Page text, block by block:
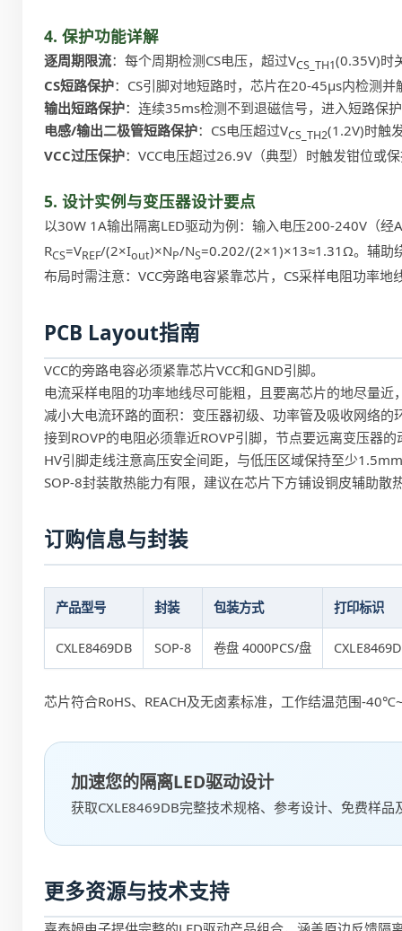
4. 保护功能详解
逐周期限流：每个周期检测CS电压，超过VCS_TH1(0.35V)时
CS短路保护：CS引脚对地短路时，芯片在20-45μs内检测并
输出短路保护：连续35ms检测不到退磁信号，进入短路保
电感/输出二极管短路保护：CS电压超过VCS_TH2(1.2V)时触
VCC过压保护：VCC电压超过26.9V（典型）时触发钳位或
5. 设计实例与变压器设计要点
以30W 1A输出隔离LED驱动为例：输入电压200-240V（
RCS=VREF/(2×Iout)×NP/NS=0.202/(2×1)×13≈1.31Ω。辅助
布局时需注意：VCC旁路电容紧靠芯片，CS采样电阻功率
PCB Layout指南
VCC的旁路电容必须紧靠芯片VCC和GND引脚。
电流采样电阻的功率地线尽可能粗，且要离芯片的地尽量
减小大电流环路的面积：变压器初级、功率管及吸收网络
接到ROVP的电阻必须靠近ROVP引脚，节点要远离变压器
HV引脚走线注意高压安全间距，与低压区域保持至少
SOP-8封装散热能力有限，建议在芯片下方铺设铜皮辅助
订购信息与封装
产品型号 封装 包装方式 打印标识
CXLE8469DB SOP-8 卷盘 4000PCS/盘
芯片符合RoHS、REACH及无卤素标准，工作结温范围-
加速您的隔离LED驱动设计
获取CXLE8469DB完整技术规格、参考设计、免费样品
更多资源与技术支持